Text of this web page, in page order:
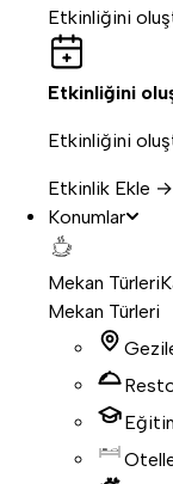
Etkinliğini
Etkinliğini
Etkinliğini
Etkinlik Ekle →
Konumlar
Mekan Türleri
Mekan Türleri